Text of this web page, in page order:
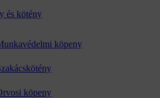
és kötény
köpeny
köpeny